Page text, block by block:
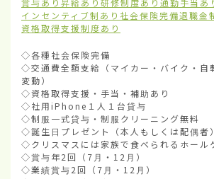
インセンティブ制あり 社会保険完備退職金
資格取得支援制度あり
◇各種社会保険完備
◇交通費全額支給（マイカー・バイク・自
変動）
◇資格取得支援・手当・補助あり
◇社用iPhone１人１台貸与
◇制服一式貸与・制服クリーニング無料
◇誕生日プレゼント（本人もしくは配偶者）
◇クリスマスには家族で食べられるホール
◇賞与年2回（7月・12月）
◇業績賞与2回（7月・12月）